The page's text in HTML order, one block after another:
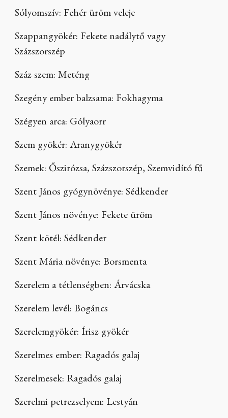
Sólyomszív: Fehér üröm veleje
Szappangyökér: Fekete nadálytő vagy
Százszorszép
Száz szem: Meténg
Szegény ember balzsama: Fokhagyma
Szégyen arca: Gólyaorr
Szem gyökér: Aranygyökér
Szemek: Őszirózsa, Százszorszép, Szemvidító fű
Szent János gyógynövénye: Sédkender
Szent János növénye: Fekete üröm
Szent kötél: Sédkender
Szent Mária növénye: Borsmenta
Szerelem a tétlenségben: Árvácska
Szerelem levél: Bogáncs
Szerelemgyökér: Írisz gyökér
Szerelmes ember: Ragadós galaj
Szerelmesek: Ragadós galaj
Szerelmi petrezselyem: Lestyán